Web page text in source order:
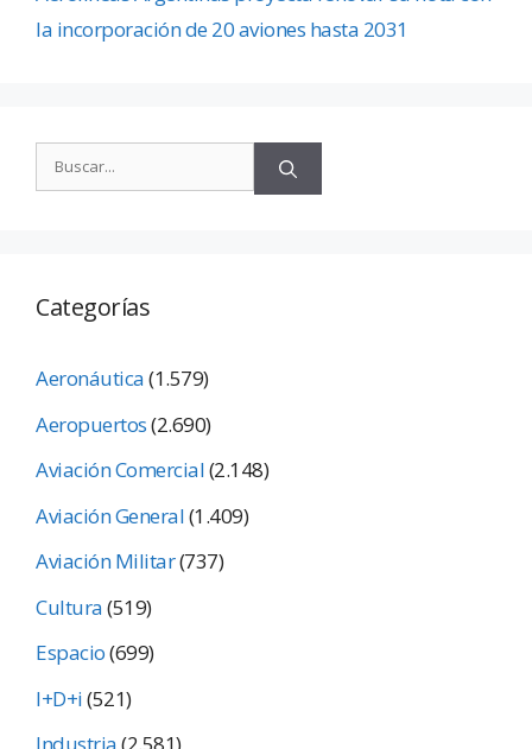
la incorporación de 20 aviones hasta 2031
Categorías
Aeronáutica(1.579)
Aeropuertos(2.690)
Aviación Comercial(2.148)
Aviación General(1.409)
Aviación Militar(737)
Cultura(519)
Espacio(699)
I+D+i(521)